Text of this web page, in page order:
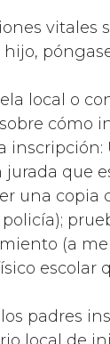
hijo,
local o
cómo
que
una
(a
escolar
los padres